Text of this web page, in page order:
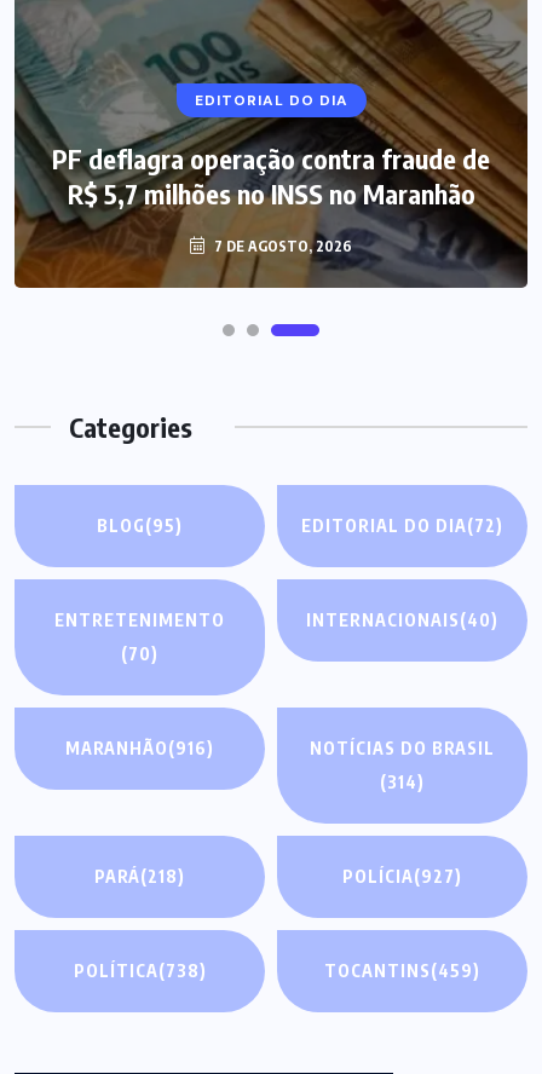
EDITORIAL DO DIA
PF deflagra operação contra fraude de
R$ 5,7 milhões no INSS no Maranhão
7 DE AGOSTO, 2026
NOTÍCIAS DO BRASIL
Mega-Sena 3.041 acumula, e prêmio
estimado chega a R$ 165 milhões
7 DE AGOSTO, 2026
Categories
BLOG(95) EDITORIAL DO DIA(72)
ENTRETENIMENTO
(70)
INTERNACIONAIS(40)
MARANHÃO(916)
NOTÍCIAS DO BRASIL
(314)
PARÁ(218) POLÍCIA(927)
POLÍTICA(738) TOCANTINS(459)